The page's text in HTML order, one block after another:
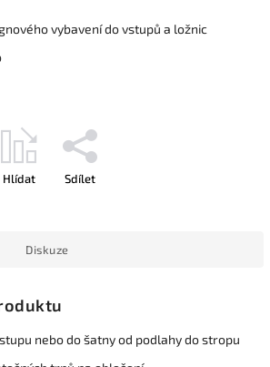
vybavení do vstupů a ložnic
Hlídat Sdílet
Diskuze
nebo do šatny od podlahy do stropu